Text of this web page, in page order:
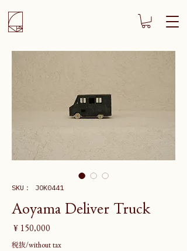
SKU： JOK0441
Aoyama Deliver Truck
￥150,000
税抜/without tax